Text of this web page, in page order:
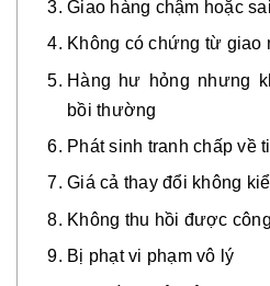
Giao hàng chậm hoặc
Không có chứng từ giao
Hàng hư hỏng nhưng
bồi thường
Phát sinh tranh chấp về
Giá cả thay đổi không
Không thu hồi được
Bị phạt vi phạm vô lý